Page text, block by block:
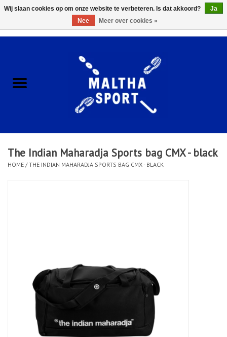
ACCESSOIRES/HARDWARE
KLEDING
CLUBSHOPS
The Indian Maharadja Sports bag CMX - black
HOME /THE INDIAN MAHARADJA SPORTS BAG CMX - BLACK
Wij slaan cookies op om onze website te verbeteren. Is dat akkoord?
Ja
Nee
Meer over cookies »